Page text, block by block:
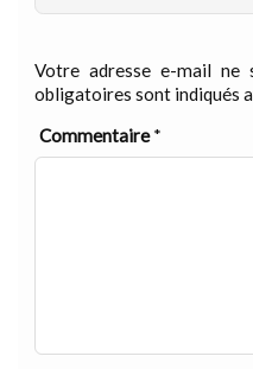
Votre adresse e-mail ne
obligatoires sont indiqués
Commentaire*